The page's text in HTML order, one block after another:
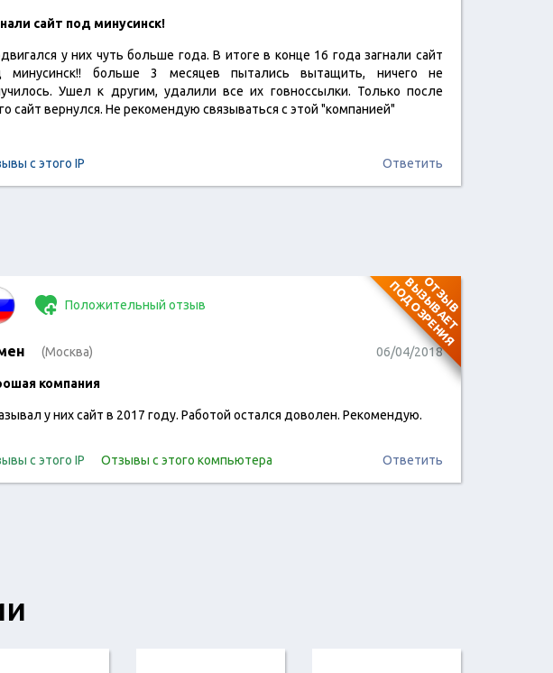
читать отзыв
сайт под минусинск!
у них чуть больше года. В итоге в конце 16 года загнали сайт
минусинск!! больше 3 месяцев пытались вытащить, ничего не
Ушел к другим, удалили все их говноссылки. Только после
сайт вернулся. Не рекомендую связываться с этой "компанией"
с этого IP Ответить
Несколько отзывов с одного
компьютера
Несколько отзывов с одного IP
адреса
читать отзыв
О
Т
З
Ы
В
В
Ы
З
Ы
В
А
Е
Т
П
О
Д
О
З
Р
Е
Н
И
Я
Положительный отзыв
(Москва) 06/04/2018
компания
у них сайт в 2017 году. Работой остался доволен. Рекомендую.
с этого IP Отзывы с этого компьютера Ответить